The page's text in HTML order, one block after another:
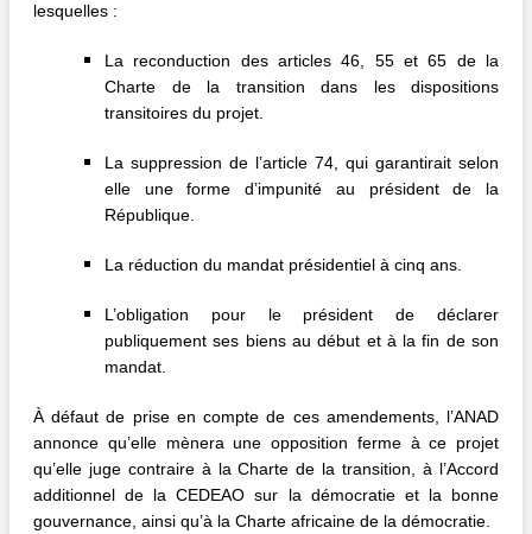
lesquelles :
La reconduction des articles 46, 55 et 65 de la
Charte de la transition dans les dispositions
transitoires du projet.
La suppression de l’article 74, qui garantirait selon
elle une forme d’impunité au président de la
République.
La réduction du mandat présidentiel à cinq ans.
L’obligation pour le président de déclarer
publiquement ses biens au début et à la fin de son
mandat.
À défaut de prise en compte de ces amendements, l’ANAD
annonce qu’elle mènera une opposition ferme à ce projet
qu’elle juge contraire à la Charte de la transition, à l’Accord
additionnel de la CEDEAO sur la démocratie et la bonne
gouvernance, ainsi qu’à la Charte africaine de la démocratie.